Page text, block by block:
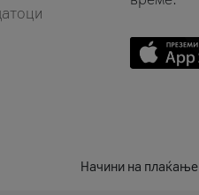
Начини на плаќање